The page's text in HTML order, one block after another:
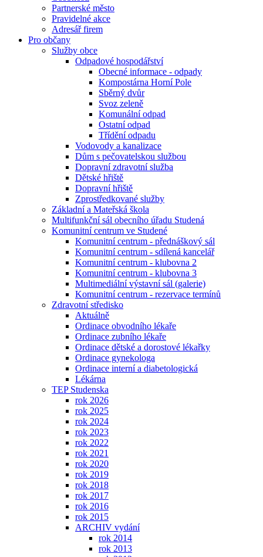
Partnerské město
Pravidelné akce
Adresář firem
Pro občany
Služby obce
Odpadové hospodářství
Obecné informace - odpady
Kompostárna Horní Pole
Sběrný dvůr
Svoz zeleně
Komunální odpad
Ostatní odpad
Třídění odpadu
Vodovody a kanalizace
Dům s pečovatelskou službou
Dopravní zdravotní služba
Dětské hřiště
Dopravní hřiště
Zprostředkované služby
Základní a Mateřská škola
Multifunkční sál obecního úřadu Studená
Komunitní centrum ve Studené
Komunitní centrum - přednáškový sál
Komunitní centrum - sdílená kancelář
Komunitní centrum - klubovna 2
Komunitní centrum - klubovna 3
Multimediální výstavní sál (galerie)
Komunitní centrum - rezervace termínů
Zdravotní středisko
Aktuálně
Ordinace obvodního lékaře
Ordinace zubního lékaře
Ordinace dětské a dorostové lékařky
Ordinace gynekologa
Ordinace interní a diabetologická
Lékárna
TEP Studenska
rok 2026
rok 2025
rok 2024
rok 2023
rok 2022
rok 2021
rok 2020
rok 2019
rok 2018
rok 2017
rok 2016
rok 2015
ARCHIV vydání
rok 2014
rok 2013